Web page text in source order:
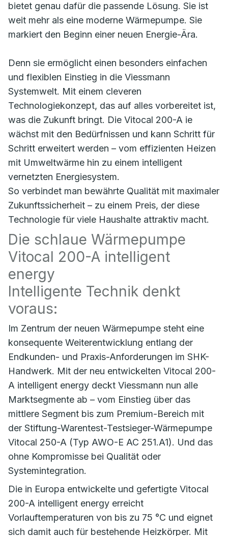
bietet genau dafür die passende Lösung. Sie ist
weit mehr als eine moderne Wärmepumpe. Sie
markiert den Beginn einer neuen Energie-Ära.
Denn sie ermöglicht einen besonders einfachen
und flexiblen Einstieg in die Viessmann
Systemwelt. Mit einem cleveren
Technologiekonzept, das auf alles vorbereitet ist,
was die Zukunft bringt. Die Vitocal 200-A ie
wächst mit den Bedürfnissen und kann Schritt für
Schritt erweitert werden – vom effizienten Heizen
mit Umweltwärme hin zu einem intelligent
vernetzten Energiesystem.
So verbindet man bewährte Qualität mit maximaler
Zukunftssicherheit – zu einem Preis, der diese
Technologie für viele Haushalte attraktiv macht.
Die schlaue Wärmepumpe
Vitocal 200-A intelligent
energy
Intelligente Technik denkt
voraus:
Im Zentrum der neuen Wärmepumpe steht eine
konsequente Weiterentwicklung entlang der
Endkunden- und Praxis-Anforderungen im SHK-
Handwerk. Mit der neu entwickelten Vitocal 200-
A intelligent energy deckt Viessmann nun alle
Marktsegmente ab – vom Einstieg über das
mittlere Segment bis zum Premium-Bereich mit
der Stiftung-Warentest-Testsieger-Wärmepumpe
Vitocal 250-A (Typ AWO-E AC 251.A1). Und das
ohne Kompromisse bei Qualität oder
Systemintegration.
Die in Europa entwickelte und gefertigte Vitocal
200-A intelligent energy erreicht
Vorlauftemperaturen von bis zu 75 °C und eignet
sich damit auch für bestehende Heizkörper. Mit